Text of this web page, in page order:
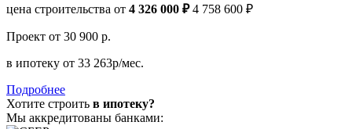
цена строительства от 4 326 000 ₽ 4 758 600 ₽
Проект от 30 900 р.
в ипотеку от 33 263р/мес.
Подробнее
Хотите строить в ипотеку?
Мы аккредитованы банками: